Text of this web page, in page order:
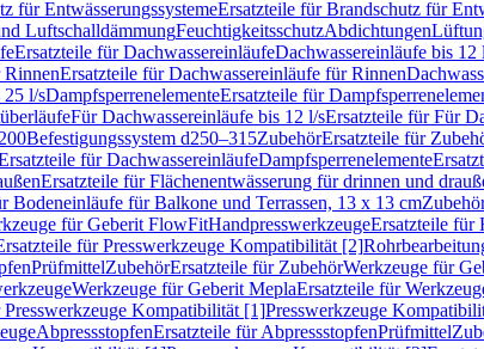
für EntwässerungssystemeErsatzteile für Brandschutz für
LuftschalldämmungFeuchtigkeitsschutzAbdichtungen
Ersatzteile für DachwassereinläufeDachwassereinläufe bis 12
RinnenErsatzteile für Dachwassereinläufe für Rinnen
25 l/sDampfsperrenelementeErsatzteile für
Für Dachwassereinläufe bis 12 l/sErsatzteile für Für
Befestigungssystem d250–315ZubehörErsatzteile für
für DachwassereinläufeDampfsperrenelemente
Ersatzteile für Flächenentwässerung für drinnen und
Bodeneinläufe für Balkone und Terrassen, 13 x 13 cm
für Geberit FlowFitHandpresswerkzeugeErsatzteile für
für Presswerkzeuge Kompatibilität [2]
PrüfmittelZubehörErsatzteile für ZubehörWerkzeuge für
Werkzeuge für Geberit MeplaErsatzteile für
Presswerkzeuge Kompatibilität [1]Presswerkzeuge
AbpressstopfenErsatzteile für AbpressstopfenPrüfmittel